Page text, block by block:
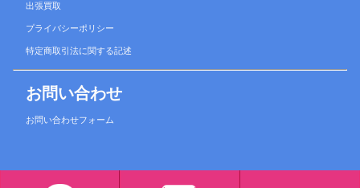
出張買取
プライバシーポリシー
特定商取引法に関する記述
お問い合わせ
お問い合わせフォーム